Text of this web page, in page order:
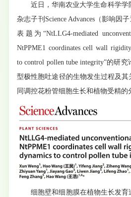
近日，华南农业大学生命科学学
杂志子刊Science Advances（影响因
表题为“NtLLG4-mediated
NtPPME1 coordinates cell wall
to control pollen tube integrity”的研
型极性胞吐途径的生物发生过程及
同调控花粉管细胞生长和植物受精的
细胞壁和细胞膜在植物生长发